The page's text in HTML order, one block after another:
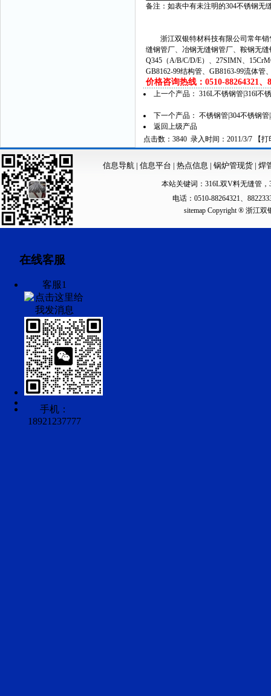
备注：如表中有未注明的304不锈钢无
浙江双银特材科技有限公司常年销
缝钢管厂、冶钢无缝钢管厂、鞍钢无
Q345（A/B/C/D/E）、27SIMN、
GB8162-99结构管、GB8163-99流体
价格咨询热线：0510-88264321、
上一个产品： 316L不锈钢管|316l不
下一个产品： 不锈钢管|304不锈钢
返回上级产品
点击数：3840 录入时间：2011/3/7 【打
信息导航| 信息平台 | 热点信息 | 锅炉管现货 | 焊
本站关键词： 316L双V料无缝管 ，
电话：0510-88264321、
sitemapCopyright ® 浙江双
在线客服
客服1
手机：
18921237777